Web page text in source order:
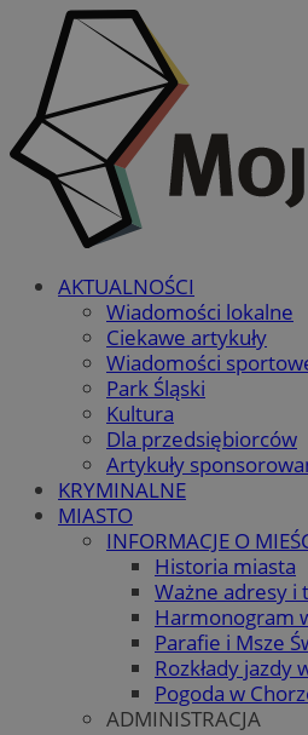
AKTUALNOŚCI
Wiadomości lokalne
Ciekawe artykuły
Wiadomości
Park Śląski
Kultura
Dla przedsiębiorców
Artykuły
KRYMINALNE
MIASTO
INFORMACJE O
Historia miasta
Ważne adresy i
Harmonogram
Parafie i Msze
Rozkłady jazdy
Pogoda w
ADMINISTRACJA